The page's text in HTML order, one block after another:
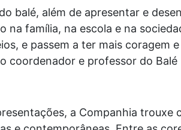
balé, além de apresentar e
na família, na escola e na
e passem a ter mais coragem
coordenador e professor do
a Companhia